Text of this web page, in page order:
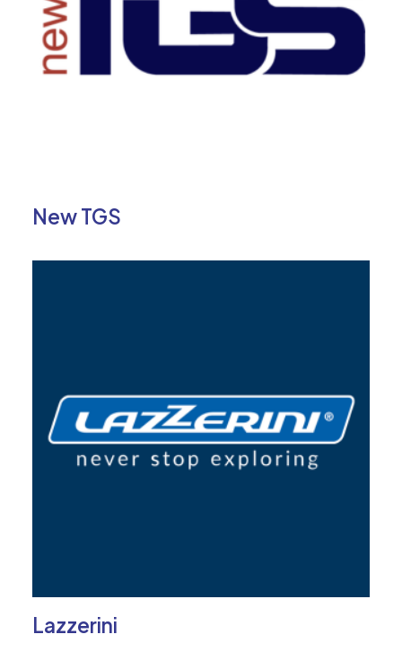
New TGS
Lazzerini